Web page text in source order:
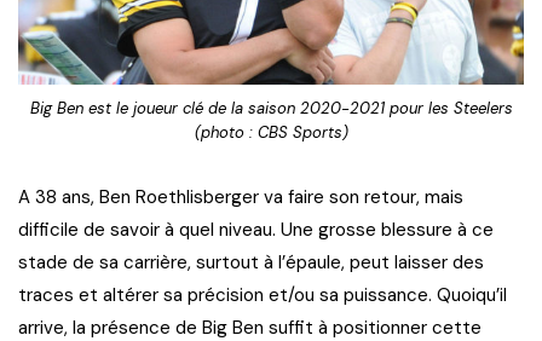
Big Ben est le joueur clé de la saison 2020-2021 pour les Steelers
(photo : CBS Sports)
A 38 ans, Ben Roethlisberger va faire son retour, mais
difficile de savoir à quel niveau. Une grosse blessure à ce
stade de sa carrière, surtout à l’épaule, peut laisser des
traces et altérer sa précision et/ou sa puissance. Quoiqu’il
arrive, la présence de Big Ben suffit à positionner cette